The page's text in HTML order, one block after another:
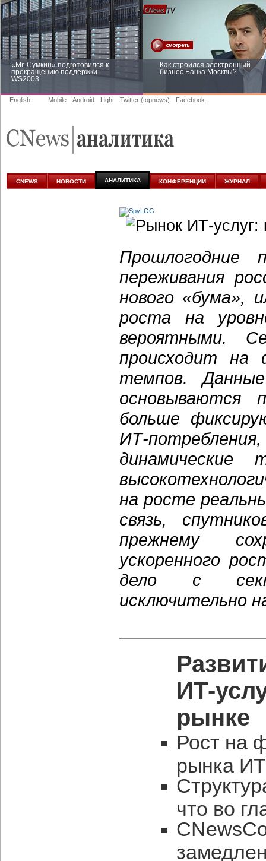
«Mr. Сумкин» подготовился к
прекращению поддержки
WS2003
Как строился электронный
бизнес Банка Москвы?
аналитике
English Mobile Android Light Twitter (topnews) Facebook
CNEWS НОВОСТИ АНАЛИТИКА КОНФЕРЕНЦИИ ЖУРНАЛ
Прошлогодние
переживания
нового «бума»,
роста на
вероятными.
происходит на
темпов.
основываются
больше
ИТ-
на росте
связь,
прежнему
ускоренного
дело с
исключительно
ИТ-
рынке
Рост на
рынка
что во